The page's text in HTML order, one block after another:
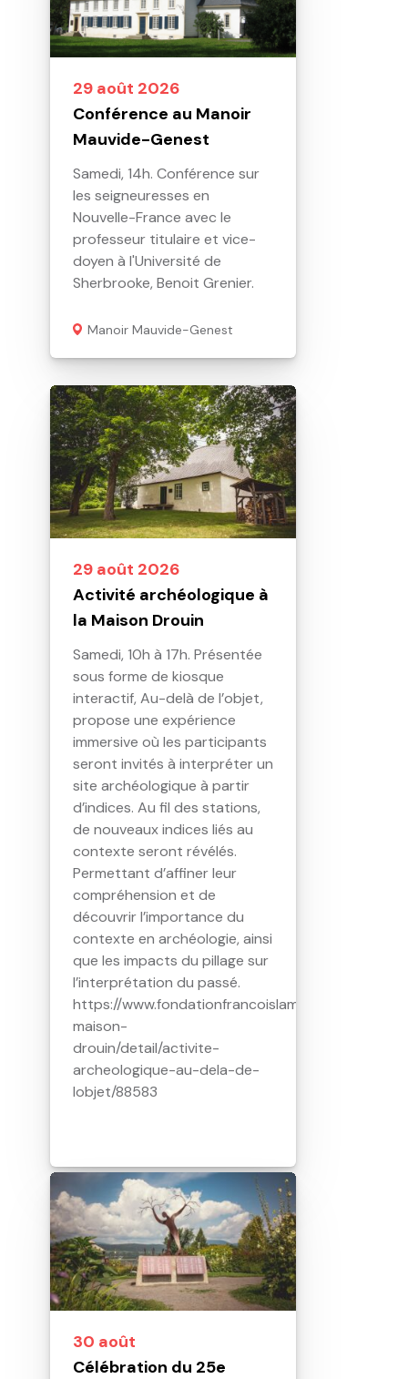
29 août 2026
Conférence au Manoir
Mauvide-Genest
Samedi, 14h. Conférence sur
les seigneuresses en
Nouvelle-France avec le
professeur titulaire et vice-
doyen à l'Université de
Sherbrooke, Benoit Grenier.
Manoir Mauvide-Genest
29 août 2026
Activité archéologique à
la Maison Drouin
Samedi, 10h à 17h. Présentée
sous forme de kiosque
interactif, Au-delà de l’objet,
propose une expérience
immersive où les participants
seront invités à interpréter un
site archéologique à partir
d’indices. Au fil des stations,
de nouveaux indices liés au
contexte seront révélés.
Permettant d’affiner leur
compréhension et de
découvrir l’importance du
contexte en archéologie, ainsi
que les impacts du pillage sur
l’interprétation du passé.
https://www.fondationfrancoislamy.com/fr/
maison-
drouin/detail/activite-
archeologique-au-dela-de-
lobjet/88583
30 août
Célébration du 25e